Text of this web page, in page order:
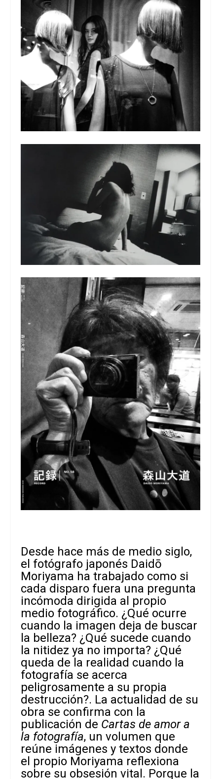
Desde hace más de medio siglo,
el fotógrafo japonés Daidō
Moriyama ha trabajado como si
cada disparo fuera una pregunta
incómoda dirigida al propio
medio fotográfico. ¿Qué ocurre
cuando la imagen deja de buscar
la belleza? ¿Qué sucede cuando
la nitidez ya no importa? ¿Qué
queda de la realidad cuando la
fotografía se acerca
peligrosamente a su propia
destrucción?. La actualidad de su
obra se confirma con la
publicación de Cartas de amor a
la fotografía, un volumen que
reúne imágenes y textos donde
el propio Moriyama reflexiona
sobre su obsesión vital. Porque la